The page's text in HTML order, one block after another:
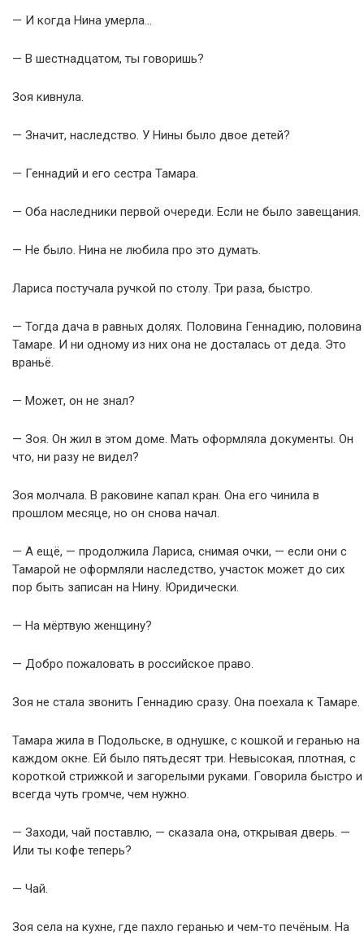
— И когда Нина умерла…
— В шестнадцатом, ты говоришь?
Зоя кивнула.
— Значит, наследство. У Нины было двое детей?
— Геннадий и его сестра Тамара.
— Оба наследники первой очереди. Если не было завещания.
— Не было. Нина не любила про это думать.
Лариса постучала ручкой по столу. Три раза, быстро.
— Тогда дача в равных долях. Половина Геннадию, половина
Тамаре. И ни одному из них она не досталась от деда. Это
враньё.
— Может, он не знал?
— Зоя. Он жил в этом доме. Мать оформляла документы. Он
что, ни разу не видел?
Зоя молчала. В раковине капал кран. Она его чинила в
прошлом месяце, но он снова начал.
— А ещё, — продолжила Лариса, снимая очки, — если они с
Тамарой не оформляли наследство, участок может до сих
пор быть записан на Нину. Юридически.
— На мёртвую женщину?
— Добро пожаловать в российское право.
Зоя не стала звонить Геннадию сразу. Она поехала к Тамаре.
Тамара жила в Подольске, в однушке, с кошкой и геранью на
каждом окне. Ей было пятьдесят три. Невысокая, плотная, с
короткой стрижкой и загорелыми руками. Говорила быстро и
всегда чуть громче, чем нужно.
— Заходи, чай поставлю, — сказала она, открывая дверь. —
Или ты кофе теперь?
— Чай.
Зоя села на кухне, где пахло геранью и чем-то печёным. На